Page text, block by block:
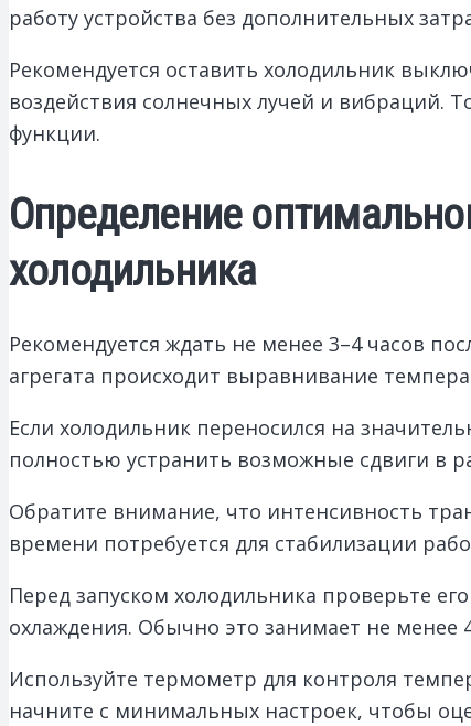
работу устройства без дополнительных
Рекомендуется оставить холодильник
воздействия солнечных лучей и вибраций.
функции.
Определение
холодильника
Рекомендуется ждать не менее 3–4 часов
агрегата происходит выравнивание
Если холодильник переносился на
полностью устранить возможные сдвиги в
Обратите внимание, что интенсивность
времени потребуется для стабилизации
Перед запуском холодильника проверьте
охлаждения. Обычно это занимает не менее
Используйте термометр для контроля
начните с минимальных настроек, чтобы